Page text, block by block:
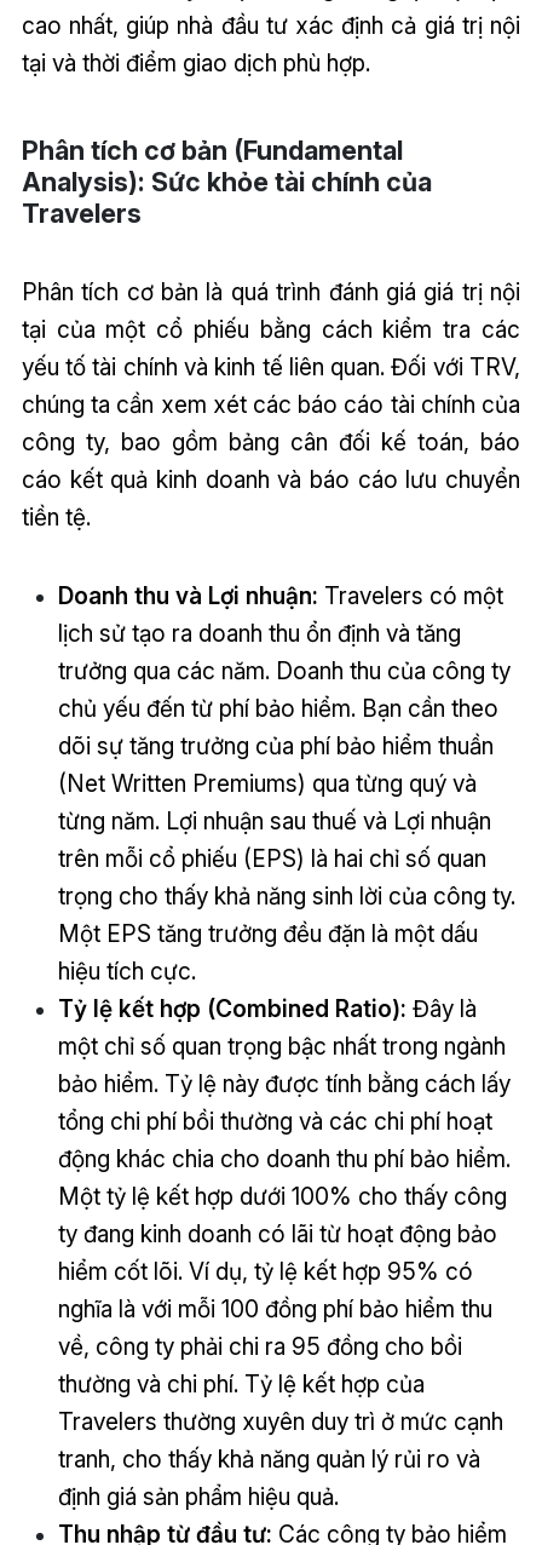
cao nhất, giúp nhà đầu tư xác định cả giá trị nội
tại và thời điểm giao dịch phù hợp.
Phân tích cơ bản (Fundamental
Analysis): Sức khỏe tài chính của
Travelers
Phân tích cơ bản là quá trình đánh giá giá trị nội
tại của một cổ phiếu bằng cách kiểm tra các
yếu tố tài chính và kinh tế liên quan. Đối với TRV,
chúng ta cần xem xét các báo cáo tài chính của
công ty, bao gồm bảng cân đối kế toán, báo
cáo kết quả kinh doanh và báo cáo lưu chuyển
tiền tệ.
Doanh thu và Lợi nhuận: Travelers có một
lịch sử tạo ra doanh thu ổn định và tăng
trưởng qua các năm. Doanh thu của công ty
chủ yếu đến từ phí bảo hiểm. Bạn cần theo
dõi sự tăng trưởng của phí bảo hiểm thuần
(Net Written Premiums) qua từng quý và
từng năm. Lợi nhuận sau thuế và Lợi nhuận
trên mỗi cổ phiếu (EPS) là hai chỉ số quan
trọng cho thấy khả năng sinh lời của công ty.
Một EPS tăng trưởng đều đặn là một dấu
hiệu tích cực.
Tỷ lệ kết hợp (Combined Ratio): Đây là
một chỉ số quan trọng bậc nhất trong ngành
bảo hiểm. Tỷ lệ này được tính bằng cách lấy
tổng chi phí bồi thường và các chi phí hoạt
động khác chia cho doanh thu phí bảo hiểm.
Một tỷ lệ kết hợp dưới 100% cho thấy công
ty đang kinh doanh có lãi từ hoạt động bảo
hiểm cốt lõi. Ví dụ, tỷ lệ kết hợp 95% có
nghĩa là với mỗi 100 đồng phí bảo hiểm thu
về, công ty phải chi ra 95 đồng cho bồi
thường và chi phí. Tỷ lệ kết hợp của
Travelers thường xuyên duy trì ở mức cạnh
tranh, cho thấy khả năng quản lý rủi ro và
định giá sản phẩm hiệu quả.
Thu nhập từ đầu tư: Các công ty bảo hiểm